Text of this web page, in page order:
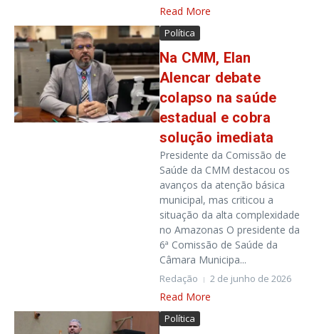
Read More
Política
Na CMM, Elan
Alencar debate
colapso na saúde
estadual e cobra
solução imediata
Presidente da Comissão de
Saúde da CMM destacou os
avanços da atenção básica
municipal, mas criticou a
situação da alta complexidade
no Amazonas O presidente da
6ª Comissão de Saúde da
Câmara Municipa...
Redação 2 de junho de 2026
Read More
Política